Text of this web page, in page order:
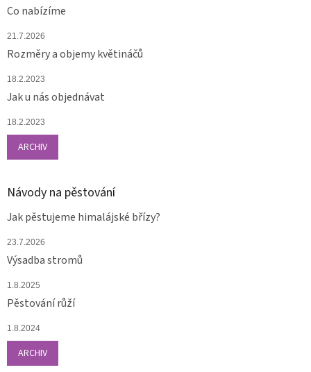
Co nabízíme
21.7.2026
Rozměry a objemy květináčů
18.2.2023
Jak u nás objednávat
18.2.2023
ARCHIV
Návody na pěstování
Jak pěstujeme himalájské břízy?
23.7.2026
Výsadba stromů
1.8.2025
Pěstování růží
1.8.2024
ARCHIV